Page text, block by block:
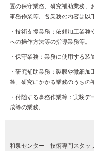
置の保守業務、研究補助業務、
事務作業等。各業務の内容は以
・技術支援業務：依頼加工業
への操作方法等の指導業務等。
・保守業務：業務に使用する装
・研究補助業務：製膜や微細加
等、研究にかかる業務のうちの
・付随する事務作業等：実験
成等の業務。
和泉センター 技術専門スタッ